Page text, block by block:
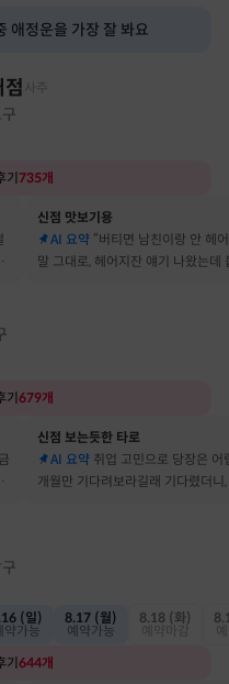
애정운을 가장 잘 봐요
기 735개
신점 맛보기용
AI 요약 “버티면 남친이랑 안 헤
말 그대로, 헤어지잔 얘기 나왔는데
기 679개
신점 보는듯한 타로
AI 요약 취업 고민으로 당장은 어
개월만 기다려보라길래 기다렸더니
(일)
약가능
8.17 (월)
예약가능
8.18 (화)
기 644개